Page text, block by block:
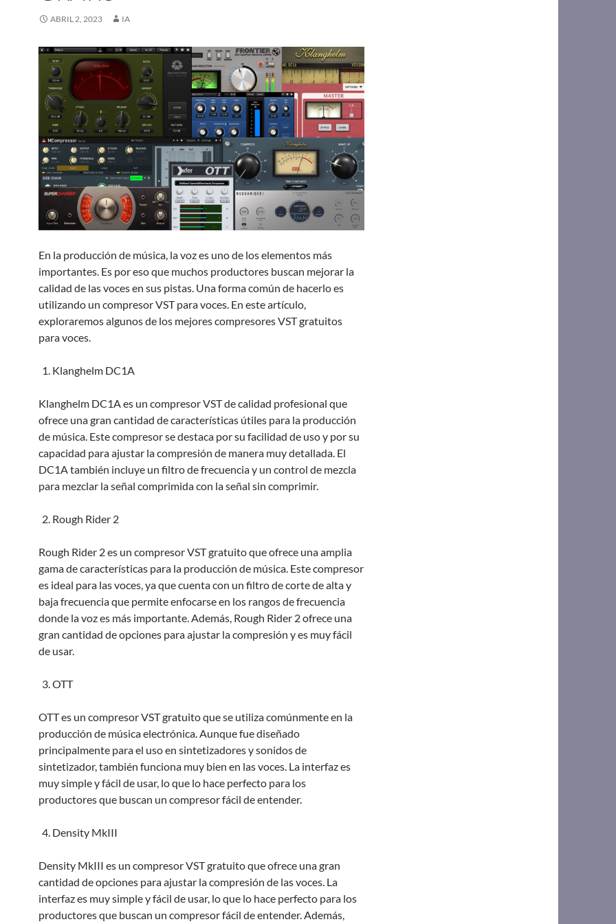
ABRIL 2, 2023 IA
En la producción de música, la voz es uno de los elementos más
importantes. Es por eso que muchos productores buscan mejorar la
calidad de las voces en sus pistas. Una forma común de hacerlo es
utilizando un compresor VST para voces. En este artículo,
exploraremos algunos de los mejores compresores VST gratuitos
para voces.
Klanghelm DC1A
Klanghelm DC1A es un compresor VST de calidad profesional que
ofrece una gran cantidad de características útiles para la producción
de música. Este compresor se destaca por su facilidad de uso y por su
capacidad para ajustar la compresión de manera muy detallada. El
DC1A también incluye un filtro de frecuencia y un control de mezcla
para mezclar la señal comprimida con la señal sin comprimir.
Rough Rider 2
Rough Rider 2 es un compresor VST gratuito que ofrece una amplia
gama de características para la producción de música. Este compresor
es ideal para las voces, ya que cuenta con un filtro de corte de alta y
baja frecuencia que permite enfocarse en los rangos de frecuencia
donde la voz es más importante. Además, Rough Rider 2 ofrece una
gran cantidad de opciones para ajustar la compresión y es muy fácil
de usar.
OTT
OTT es un compresor VST gratuito que se utiliza comúnmente en la
producción de música electrónica. Aunque fue diseñado
principalmente para el uso en sintetizadores y sonidos de
sintetizador, también funciona muy bien en las voces. La interfaz es
muy simple y fácil de usar, lo que lo hace perfecto para los
productores que buscan un compresor fácil de entender.
Density MkIII
Density MkIII es un compresor VST gratuito que ofrece una gran
cantidad de opciones para ajustar la compresión de las voces. La
interfaz es muy simple y fácil de usar, lo que lo hace perfecto para los
productores que buscan un compresor fácil de entender. Además,